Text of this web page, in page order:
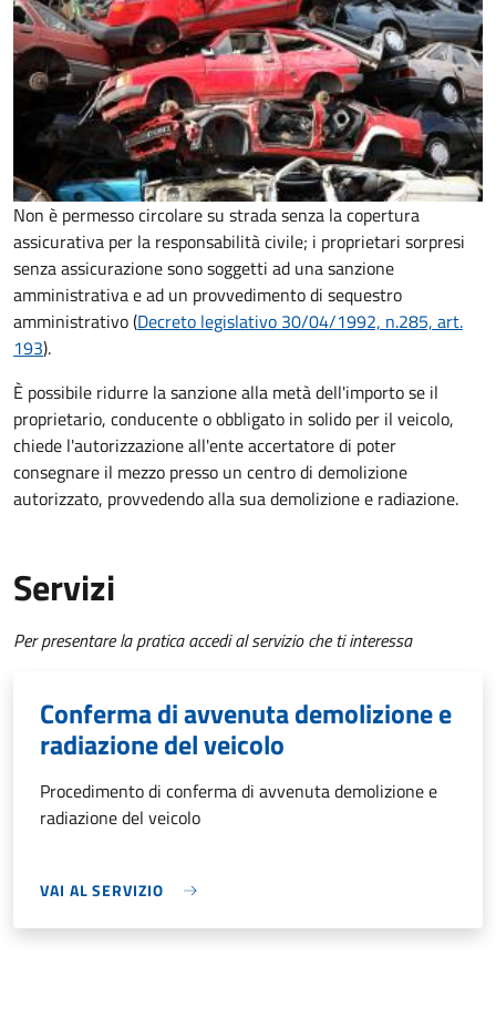
Non è permesso circolare su strada senza la copertura
assicurativa per la responsabilità civile; i proprietari sorpresi
senza assicurazione sono soggetti ad una sanzione
amministrativa e ad un provvedimento di sequestro
amministrativo (Decreto legislativo 30/04/1992, n.285, art.
193).
È possibile ridurre la sanzione alla metà dell'importo se il
proprietario, conducente o obbligato in solido per il veicolo,
chiede l'autorizzazione all'ente accertatore di poter
consegnare il mezzo presso un centro di demolizione
autorizzato, provvedendo alla sua demolizione e radiazione.
Servizi
Per presentare la pratica accedi al servizio che ti interessa
Conferma di avvenuta demolizione e
radiazione del veicolo
Procedimento di conferma di avvenuta demolizione e
radiazione del veicolo
VAI AL SERVIZIO